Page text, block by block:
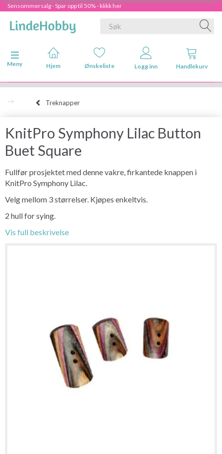
Sensommersalg - Spar opp til 50% - klikk her
Veksle navigasjon
Meny
Hjem Ønskeliste Logg inn Handlekurv
Treknapper
KnitPro Symphony Lilac Button
Buet Square
Fullfør prosjektet med denne vakre, firkantede knappen i
KnitPro Symphony Lilac.
Velg mellom 3 størrelser. Kjøpes enkeltvis.
2 hull for sying.
Vis full beskrivelse